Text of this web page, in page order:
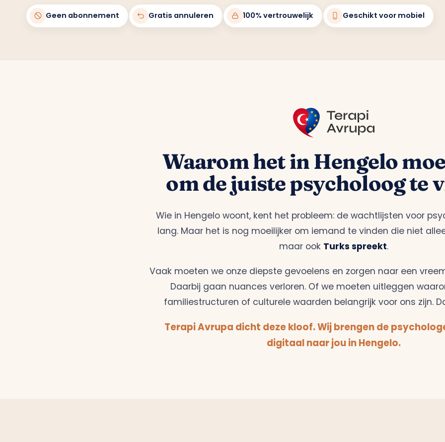
Geen abonnement Gratis annuleren 100% vertrouwelijk Geschikt voor mobiel
Waarom het in Hengelo
om de juiste psycholoog te
lang. Maar het is nog moeilijker om iemand te vinden die niet
maar ookTurks spreekt .
Daarbij gaan nuances verloren. Of we moeten uitleggen
familiestructuren of culturele waarden belangrijk voor ons zijn.
digitaal naar jou in Hengelo.